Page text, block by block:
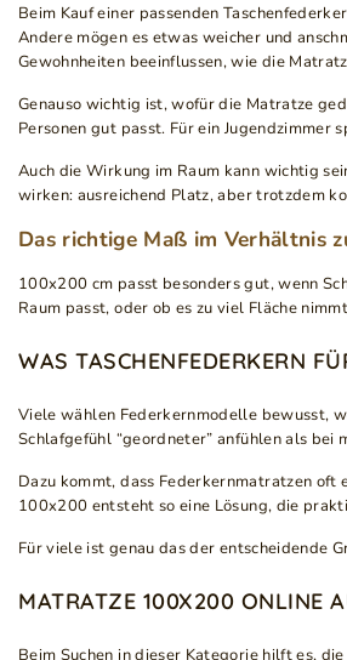
Beim Kauf einer passenden
Andere mögen es etwas weicher und
Gewohnheiten beeinflussen, wie die
Genauso wichtig ist, wofür die Matratze
Personen gut passt. Für ein Jugendzimmer
Auch die Wirkung im Raum kann wichtig
wirken: ausreichend Platz, aber trotzdem
Das richtige Maß im Verhältnis
100x200 cm passt besonders gut, wenn
Raum passt, oder ob es zu viel Fläche
WAS TASCHENFEDERKERN
Viele wählen Federkernmodelle bewusst,
Schlafgefühl “geordneter” anfühlen als
Dazu kommt, dass Federkernmatratzen
100x200 entsteht so eine Lösung, die
Für viele ist genau das der entscheidende
MATRATZE 100X200 ONLINE
Beim Suchen in dieser Kategorie hilft es,